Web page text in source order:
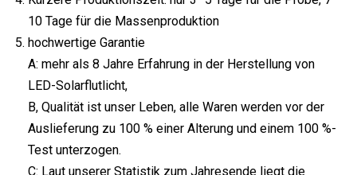
10 Tage für die Massenproduktion
hochwertige Garantie
A: mehr als 8 Jahre Erfahrung in der Herstellung von
LED-Solarflutlicht,
B, Qualität ist unser Leben, alle Waren werden vor der
Auslieferung zu 100 % einer Alterung und einem 100 %-
Test unterzogen.
C: Laut unserer Statistik zum Jahresende liegt die